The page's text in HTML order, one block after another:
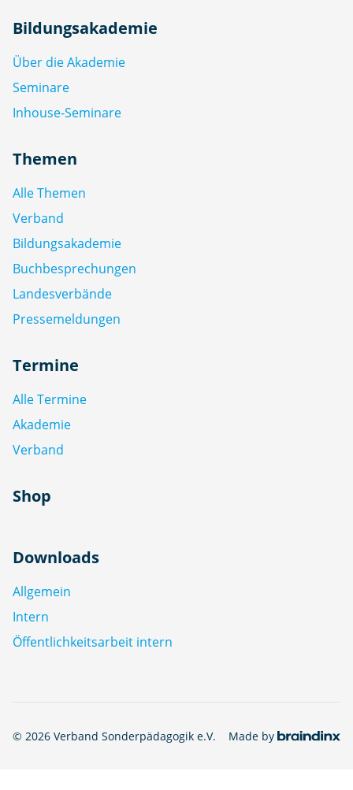
Bildungsakademie
Über die Akademie
Seminare
Inhouse-Seminare
Themen
Alle Themen
Verband
Bildungsakademie
Buchbesprechungen
Landesverbände
Pressemeldungen
Termine
Alle Termine
Akademie
Verband
Shop
Downloads
Allgemein
Intern
Öffentlichkeitsarbeit intern
© 2026 Verband Sonderpädagogik e.V. Made by